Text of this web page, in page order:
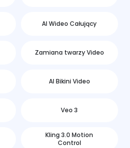
AI Wideo Całujący
Zamiana twarzy Video
AI Bikini Video
Veo 3
Kling 3.0 Motion
Control